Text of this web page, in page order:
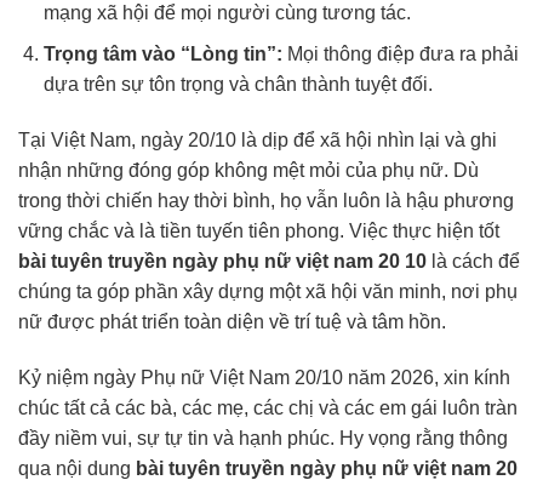
mạng xã hội để mọi người cùng tương tác.
Trọng tâm vào “Lòng tin”: Mọi thông điệp đưa ra phải
dựa trên sự tôn trọng và chân thành tuyệt đối.
Tại Việt Nam, ngày 20/10 là dịp để xã hội nhìn lại và ghi
nhận những đóng góp không mệt mỏi của phụ nữ. Dù
trong thời chiến hay thời bình, họ vẫn luôn là hậu phương
vững chắc và là tiền tuyến tiên phong. Việc thực hiện tốt
bài tuyên truyền ngày phụ nữ việt nam 20 10 là cách để
chúng ta góp phần xây dựng một xã hội văn minh, nơi phụ
nữ được phát triển toàn diện về trí tuệ và tâm hồn.
Kỷ niệm ngày Phụ nữ Việt Nam 20/10 năm 2026, xin kính
chúc tất cả các bà, các mẹ, các chị và các em gái luôn tràn
đầy niềm vui, sự tự tin và hạnh phúc. Hy vọng rằng thông
qua nội dung bài tuyên truyền ngày phụ nữ việt nam 20